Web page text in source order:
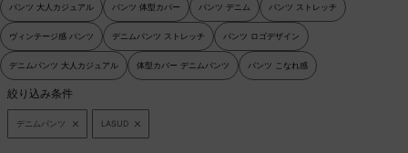
STORE BRAND・LABELから探す
すべての商品
新着商品
パンツ 大人カジュアル パンツ 体型カバー パンツ デニム パンツ ストレッチ
ヴィンテージ感 パンツ デニムパンツ ストレッチ パンツ ロゴデザイン
デニムパンツ 大人カジュアル 体型カバー デニムパンツ パンツ こなれ感
絞り込み条件
デニムパンツ LASUD